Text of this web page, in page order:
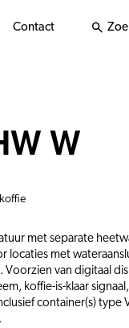
Contact
W
met separate
locaties met
Voorzien van digitaal
koffie-is-klaar
container(s) type